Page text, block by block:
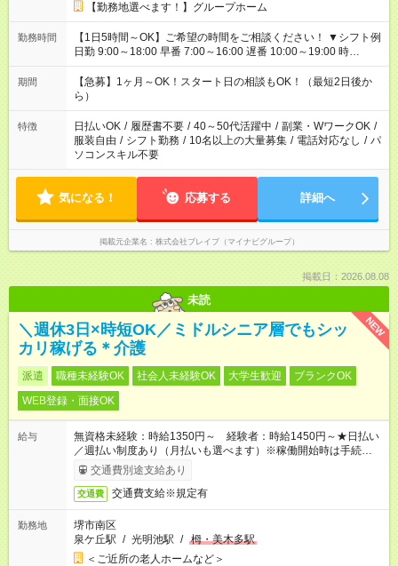
【勤務地選べます！】グループホーム
勤務時間
【1日5時間～OK】ご希望の時間をご相談ください！ ▼シフト例
日勤 9:00～18:00 早番 7:00～16:00 遅番 10:00～19:00 時
短 10:00～15:00 上記はあくまで一例です。 「夕方までには帰宅
しておきたい」 「朝はゆっくりのスタートがいい」 「お昼の時
間を有効に使いたい」 など、ご希望があれば教えてください
ね。
期間
【急募】1ヶ月～OK！スタート日の相談もOK！（最短2日後か
ら）
特徴 日払いOK / 履歴書不要 / 40～50代活躍中 / 副業・WワークOK /
服装自由 / シフト勤務 / 10名以上の大量募集 / 電話対応なし / パ
ソコンスキル不要
気になる！ 応募する 詳細へ
掲載元企業名 株式会社ブレイブ（マイナビグループ）
掲載日：2026.08.08
未読
NEW
＼週休3日×時短OK／ミドルシニア層でもシッ
カリ稼げる＊介護
派遣 職種未経験OK 社会人未経験OK 大学生歓迎
ブランクOK
WEB登録・面接OK
給与
無資格未経験：時給1350円～ 経験者：時給1450円～★日払い
／週払い制度あり（月払いも選べます）※稼働開始時は手続き完
了次第のお支払いとなります。
交通費別途支給あり
交通費 交通費支給※規定有
勤務地
堺市南区
泉ケ丘駅 / 光明池駅 / 栂・美木多駅
＜ご近所の老人ホームなど＞